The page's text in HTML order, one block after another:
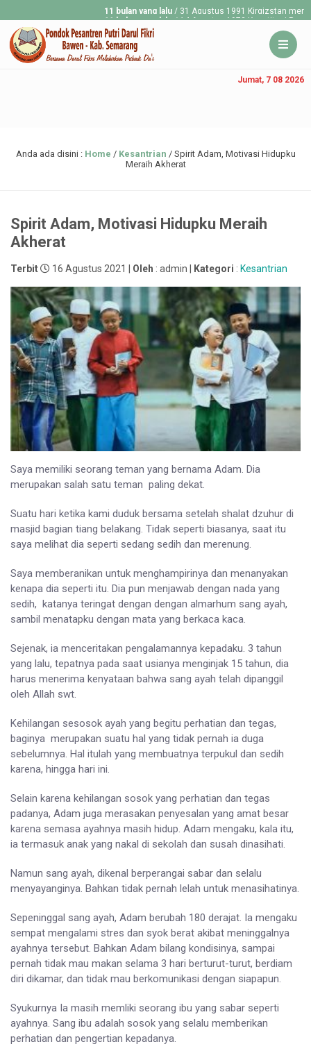
11 bulan yang lalu/ 31 Agustus 1991 Kirgizstan merdeka dari
11 bulan yang lalu/ 14 Agustus 1973 Konstitusi Republik
Jumat, 7 08 2026
Anda ada disini : Home / Kesantrian / Spirit Adam, Motivasi Hidupku
Meraih Akherat
Spirit Adam, Motivasi Hidupku Meraih
Akherat
Terbit 16 Agustus 2021 | Oleh : admin | Kategori : Kesantrian
Saya memiliki seorang teman yang bernama Adam. Dia
merupakan salah satu teman paling dekat.
Suatu hari ketika kami duduk bersama setelah shalat dzuhur di
masjid bagian tiang belakang. Tidak seperti biasanya, saat itu
saya melihat dia seperti sedang sedih dan merenung.
Saya memberanikan untuk menghampirinya dan menanyakan
kenapa dia seperti itu. Dia pun menjawab dengan nada yang
sedih, katanya teringat dengan dengan almarhum sang ayah,
sambil menatapku dengan mata yang berkaca kaca.
Sejenak, ia menceritakan pengalamannya kepadaku. 3 tahun
yang lalu, tepatnya pada saat usianya menginjak 15 tahun, dia
harus menerima kenyataan bahwa sang ayah telah dipanggil
oleh Allah swt.
Kehilangan sesosok ayah yang begitu perhatian dan tegas,
baginya merupakan suatu hal yang tidak pernah ia duga
sebelumnya. Hal itulah yang membuatnya terpukul dan sedih
karena, hingga hari ini.
Selain karena kehilangan sosok yang perhatian dan tegas
padanya, Adam juga merasakan penyesalan yang amat besar
karena semasa ayahnya masih hidup. Adam mengaku, kala itu,
ia termasuk anak yang nakal di sekolah dan susah dinasihati.
Namun sang ayah, dikenal berperangai sabar dan selalu
menyayanginya. Bahkan tidak pernah lelah untuk menasihatinya.
Sepeninggal sang ayah, Adam berubah 180 derajat. Ia mengaku
sempat mengalami stres dan syok berat akibat meninggalnya
ayahnya tersebut. Bahkan Adam bilang kondisinya, sampai
pernah tidak mau makan selama 3 hari berturut-turut, berdiam
diri dikamar, dan tidak mau berkomunikasi dengan siapapun.
Syukurnya Ia masih memliki seorang ibu yang sabar seperti
ayahnya. Sang ibu adalah sosok yang selalu memberikan
perhatian dan pengertian kepadanya.